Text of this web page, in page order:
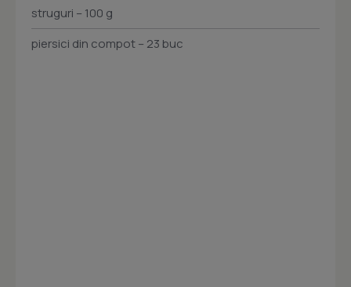
struguri – 100 g
piersici din compot – 23 buc